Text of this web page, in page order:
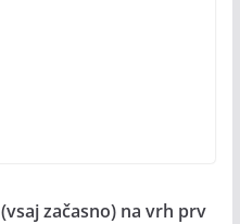
začasno) na vrh prv